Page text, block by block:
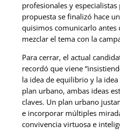
profesionales y especialistas
propuesta se finalizó hace
quisimos comunicarlo antes
mezclar el tema con la
Para cerrar, el actual
recordó que viene
la idea de equilibrio y la idea
plan urbano, ambas ideas
claves. Un plan urbano
e incorporar múltiples
convivencia virtuosa e